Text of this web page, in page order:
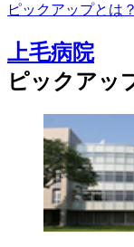
ピックアップとは？
上毛病院
ピックアッ